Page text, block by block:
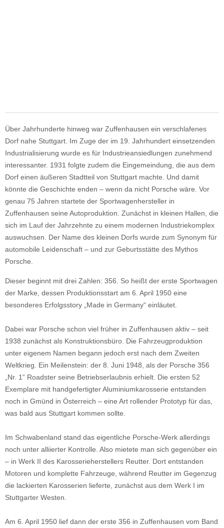
Über Jahrhunderte hinweg war Zuffenhausen ein verschlafenes
Dorf nahe Stuttgart. Im Zuge der im 19. Jahrhundert einsetzenden
Industrialisierung wurde es für Industrieansiedlungen zunehmend
interessanter. 1931 folgte zudem die Eingemeindung, die aus dem
Dorf einen äußeren Stadtteil von Stuttgart machte. Und damit
könnte die Geschichte enden – wenn da nicht Porsche wäre. Vor
genau 75 Jahren startete der Sportwagenhersteller in
Zuffenhausen seine Autoproduktion. Zunächst in kleinen Hallen, die
sich im Lauf der Jahrzehnte zu einem modernen Industriekomplex
auswuchsen. Der Name des kleinen Dorfs wurde zum Synonym für
automobile Leidenschaft – und zur Geburtsstätte des Mythos
Porsche.
Dieser beginnt mit drei Zahlen: 356. So heißt der erste Sportwagen
der Marke, dessen Produktionsstart am 6. April 1950 eine
besonderes Erfolgsstory „Made in Germany“ einläutet.
Dabei war Porsche schon viel früher in Zuffenhausen aktiv – seit
1938 zunächst als Konstruktionsbüro. Die Fahrzeugproduktion
unter eigenem Namen begann jedoch erst nach dem Zweiten
Weltkrieg. Ein Meilenstein: der 8. Juni 1948, als der Porsche 356
„Nr. 1“ Roadster seine Betriebserlaubnis erhielt. Die ersten 52
Exemplare mit handgefertigter Aluminiumkarosserie entstanden
noch in Gmünd in Österreich – eine Art rollender Prototyp für das,
was bald aus Stuttgart kommen sollte.
Im Schwabenland stand das eigentliche Porsche-Werk allerdings
noch unter alliierter Kontrolle. Also mietete man sich gegenüber ein
– in Werk II des Karosserieherstellers Reutter. Dort entstanden
Motoren und komplette Fahrzeuge, während Reutter im Gegenzug
die lackierten Karosserien lieferte, zunächst aus dem Werk I im
Stuttgarter Westen.
Am 6. April 1950 lief dann der erste 356 in Zuffenhausen vom Band